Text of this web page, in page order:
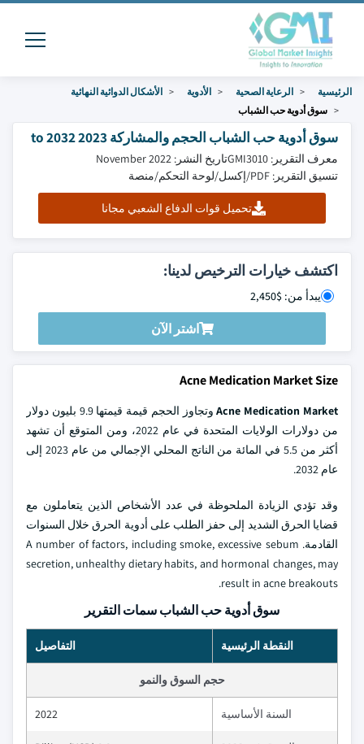
الرئيسية الرعاية الصحية الأدوية
الأشكال الدوائية النهائية
سوق أدوية حب الشباب
سوق أدوية حب الشباب الحجم والمشاركة 2023 to 2032
معرف التقرير: GMI3010
تاريخ النشر: November 2022
تنسيق التقرير: PDF/إكسل/لوحة التحكم/منصة
تحميل قوات الدفاع الشعبي مجانا
اكتشف خيارات الترخيص لدينا:
يبدأ من: $2,450
اشتر الآن
Acne Medication Market Size
Acne Medication Market
وتجاوز الحجم قيمة قيمتها 9.9 بليون دولار
من دولارات الولايات المتحدة في عام 2022، ومن المتوقع أن تشهد
أكثر من 5.5 في المائة من الناتج المحلي الإجمالي من عام 2023 إلى
عام 2032.
وقد تؤدي الزيادة الملحوظة في عدد الأشخاص الذين يتعاملون مع
قضايا الحرق الشديد إلى حفز الطلب على أدوية الحرق خلال السنوات
القادمة. A number of factors, including smoke, excessive sebum
secretion, unhealthy dietary habits, and hormonal changes, may
result in acne breakouts.
سوق أدوية حب الشباب سمات التقرير
النقطة الرئيسية التفاصيل
حجم السوق والنمو
السنة الأساسية 2022